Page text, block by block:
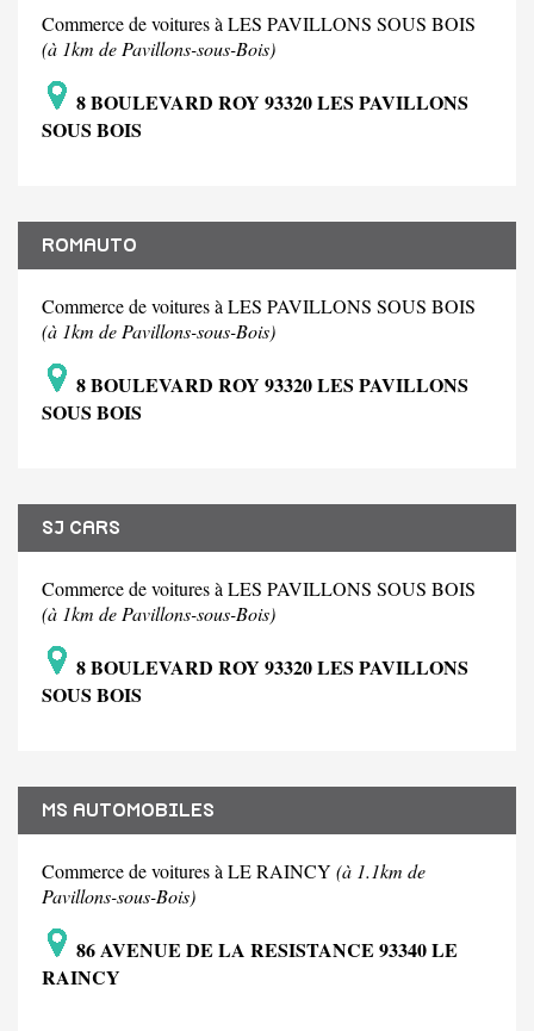
Commerce de voitures à LES PAVILLONS SOUS BOIS
(à 1km de Pavillons-sous-Bois)
8 BOULEVARD ROY 93320 LES PAVILLONS
SOUS BOIS
ROMAUTO
Commerce de voitures à LES PAVILLONS SOUS BOIS
(à 1km de Pavillons-sous-Bois)
8 BOULEVARD ROY 93320 LES PAVILLONS
SOUS BOIS
SJ CARS
Commerce de voitures à LES PAVILLONS SOUS BOIS
(à 1km de Pavillons-sous-Bois)
8 BOULEVARD ROY 93320 LES PAVILLONS
SOUS BOIS
MS AUTOMOBILES
Commerce de voitures à LE RAINCY (à 1.1km de
Pavillons-sous-Bois)
86 AVENUE DE LA RESISTANCE 93340 LE
RAINCY